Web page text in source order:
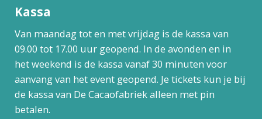
Kassa
Van maandag tot en met vrijdag is de kassa van
09.00 tot 17.00 uur geopend. In de avonden en in
het weekend is de kassa vanaf 30 minuten voor
aanvang van het event geopend. Je tickets kun je bij
de kassa van De Cacaofabriek alleen met pin
betalen.